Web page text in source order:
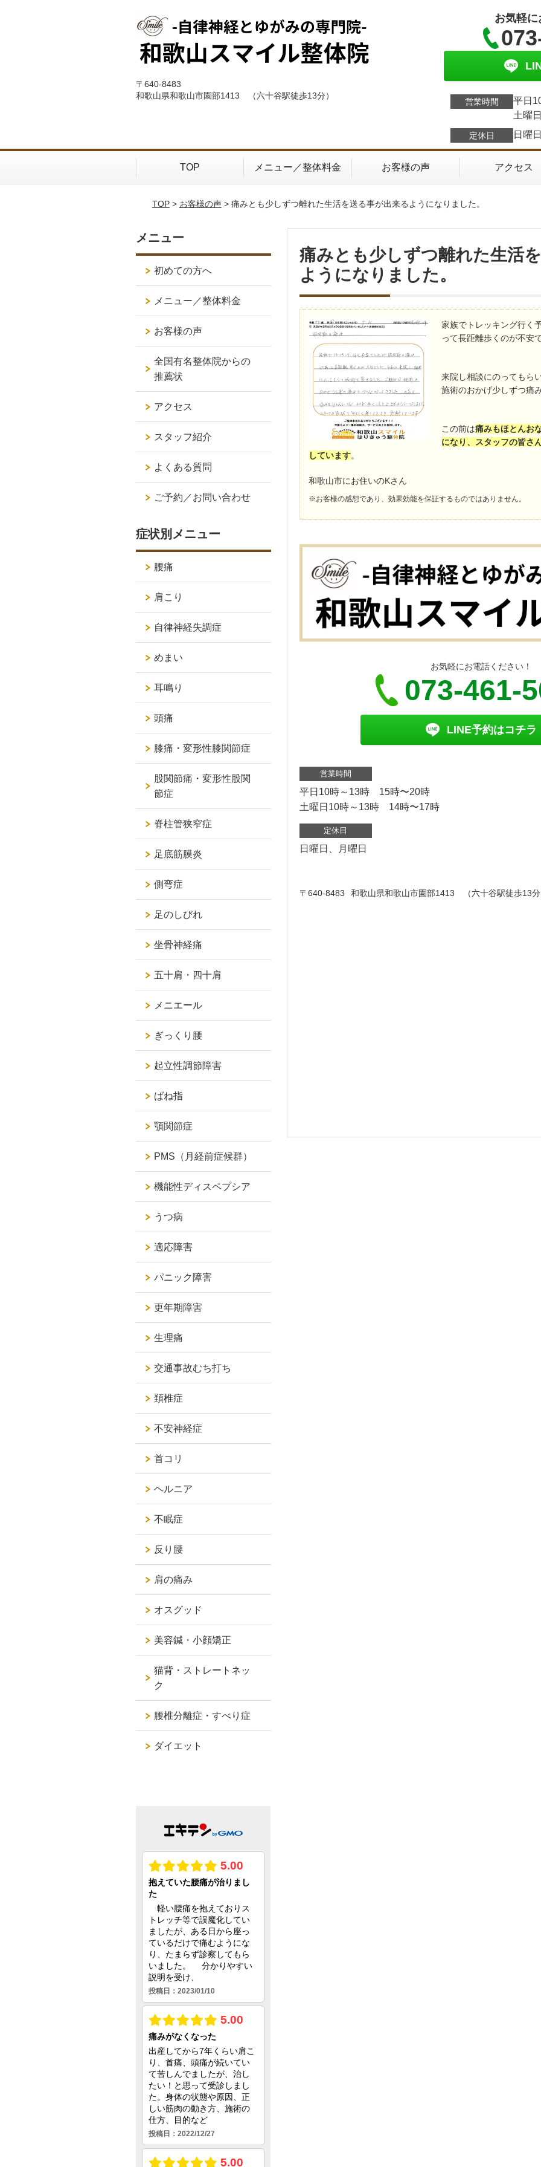
〒640-8483
和歌山県和歌山市園部1413 （六十谷駅徒歩13分）
お気軽
営業時間
平日
土曜
定休日 日曜
TOP メニュー／整体料金 お客様の声 アクセス
TOP> お客様の声> 痛みとも少しずつ離れた生活を送る事が出来るようになりました。
痛みとも少しずつ離れた生活
ようになりました。
家族でトレッキング行く
って長距離歩くのが不安
来院し相談にのってもら
施術のおかげ少しずつ痛
この前は痛みもほとんお
になり、スタッフの皆さ
しています。
和歌山市にお住いのKさん
※お客様の感想であり、効果効能を保証するものではありません。
お気軽にお電話ください！
073-461-
LINE予約はコチラ
営業時間
平日10時～13時 15時〜20時
土曜日10時～13時 14時〜17時
定休日
日曜日、月曜日
〒640-8483 和歌山県和歌山市園部1413 （六十谷駅徒歩13
メニュー
初めての方へ
メニュー／整体料金
お客様の声
全国有名整体院からの
推薦状
アクセス
スタッフ紹介
よくある質問
ご予約／お問い合わせ
症状別メニュー
腰痛
肩こり
自律神経失調症
めまい
耳鳴り
頭痛
膝痛・変形性膝関節症
股関節痛・変形性股関
節症
脊柱管狭窄症
足底筋膜炎
側弯症
足のしびれ
坐骨神経痛
五十肩・四十肩
メニエール
ぎっくり腰
起立性調節障害
ばね指
顎関節症
PMS（月経前症候群）
機能性ディスペプシア
うつ病
適応障害
パニック障害
更年期障害
生理痛
交通事故むち打ち
頚椎症
不安神経症
首コリ
ヘルニア
不眠症
反り腰
肩の痛み
オスグッド
美容鍼・小顔矯正
猫背・ストレートネッ
ク
腰椎分離症・すべり症
ダイエット